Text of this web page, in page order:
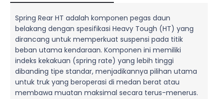
Spring Rear HT adalah komponen pegas daun
belakang dengan spesifikasi Heavy Tough (HT) yang
dirancang untuk memperkuat suspensi pada titik
beban utama kendaraan. Komponen ini memiliki
indeks kekakuan (spring rate) yang lebih tinggi
dibanding tipe standar, menjadikannya pilihan utama
untuk truk yang beroperasi di medan berat atau
membawa muatan maksimal secara terus-menerus.